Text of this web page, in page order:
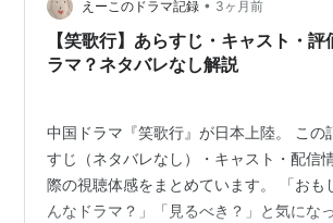
役が似合い…
えーこのドラマ記録 • 3ヶ月前
【笑歌行】あらすじ・キャスト・
ラマ？ネタバレなし解説
中国ドラマ『笑歌行』が日本上陸。 この
すじ（ネタバレなし）・キャスト・配信
際の視聴体感をまとめています。 「おも
んなドラマ？」「見るべき？」と気にな